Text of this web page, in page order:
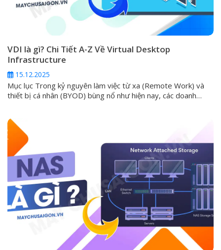
VDI là gì? Chi Tiết A-Z Về Virtual Desktop
Infrastructure
15.12.2025
Mục lục Trong kỷ nguyên làm việc từ xa (Remote Work) và
thiết bị cá nhân (BYOD) bùng nổ như hiện nay, các doanh
suất cao cho mọi nhân...